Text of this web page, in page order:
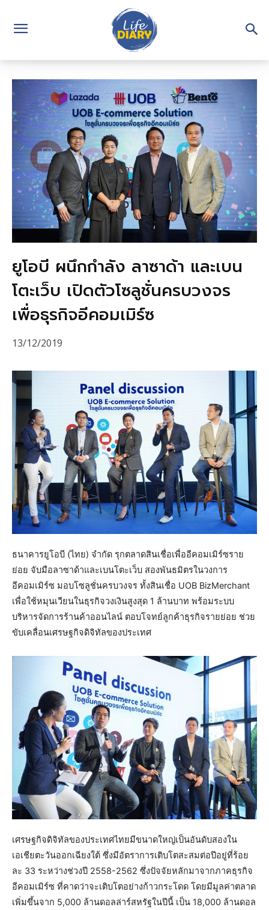
ยูโอบี ผนึกกำลัง ลาซาด้า และเบน
โตะเว็บ เปิดตัวโซลูชั่นครบวงจร
เพื่อธุรกิจอีคอมเมิร์ซ
13/12/2019
ธนาคารยูโอบี (ไทย) จำกัด รุกตลาดสินเชื่อเพื่ออีคอมเมิร์ซราย
ย่อย จับมือลาซาด้าและเบนโตะเว็บ สองพันธมิตรในวงการ
อีคอมเมิร์ซ มอบโซลูชั่นครบวงจร ทั้งสินเชื่อ UOB BizMerchant
เพื่อใช้หมุนเวียนในธุรกิจวงเงินสูงสุด 1 ล้านบาท พร้อมระบบ
บริหารจัดการร้านค้าออนไลน์ ตอบโจทย์ลูกค้าธุรกิจรายย่อย ช่วย
ขับเคลื่อนเศรษฐกิจดิจิทัลของประเทศ
เศรษฐกิจดิจิทัลของประเทศไทยมีขนาดใหญ่เป็นอันดับสองใน
เอเชียตะวันออกเฉียงใต้ ซึ่งมีอัตราการเติบโตสะสมต่อปีอยู่ที่ร้อย
ละ 33 ระหว่างช่วงปี 2558-2562 ซึ่งปัจจัยหลักมาจากภาคธุรกิจ
อีคอมเมิร์ซ ที่คาดว่าจะเติบโตอย่างก้าวกระโดด โดยมีมูลค่าตลาด
เพิ่มขึ้นจาก 5,000 ล้านดอลล่าร์สหรัฐในปีนี้ เป็น 18,000 ล้านดอล